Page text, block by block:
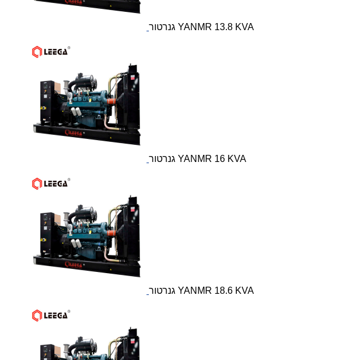
גנרטור YANMR 13.8 KVA
גנרטור YANMR 16 KVA
גנרטור YANMR 18.6 KVA